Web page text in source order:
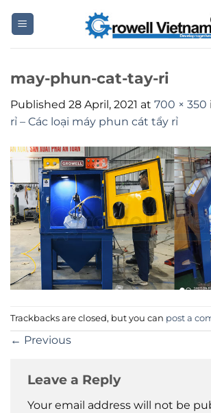
may-phun-cat-tay-ri
Published 28 April, 2021 at 700 × 350
rỉ – Các loại máy phun cát tẩy rỉ
Trackbacks are closed, but you can post a
← Previous
Leave a Reply
Your email address will not be